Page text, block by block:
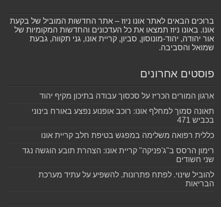
ברוכים הבאים לאתר אונו ניוז – אתר החדשות המוביל של בקעת
אונו. באונו ניוז תמצאו את כל העדכונים והחדשות המקומיות של
אור יהודה, יהוד-מונוסון, סביון, קריית אונו, גני תקווה, גבעת
שמואל והסביבה.
פוסטים אחרונים
ארגון המורים הכריז על סכסוך עבודה בתיכון מקיף יהוד
תאונה סמוך למחלף אונו: רוכב אופנוע נפצע באורח בינוני
בכביש 471
כללית רפואה משלימה במפגש בטיפת חלב קריית אונו
רימון הרסס ב"ג'פניקה" קריית אונו: הצהרת תובע הוגשה נגד
שני חשודים
להוביל שינוי. לפתח פתרונות. להשפיע על עתיד מערכת
הבריאות